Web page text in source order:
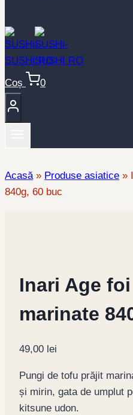
Coș 0
Acasă» Produse asiatice »
840g, 60 buc
Inari Age
marinate
49,00 lei
Pungi de tofu prăjit
și mirin, gata de umplut
kitsune udon.